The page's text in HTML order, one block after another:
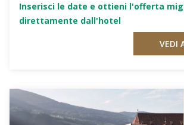
Inserisci le date e ottieni l'offerta
direttamente dall'hotel
VEDI